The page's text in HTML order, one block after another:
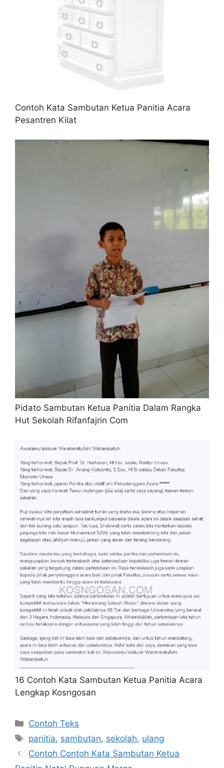
Contoh Kata Sambutan Ketua Panitia Acara
Pesantren Kilat
Pidato Sambutan Ketua Panitia Dalam Rangka
Hut Sekolah Rifanfajrin Com
16 Contoh Kata Sambutan Ketua Panitia Acara
Lengkap Kosngosan
Kategori
Contoh Teks
Tag
panitia, sambutan, sekolah, ulang
Contoh Contoh Kata Sambutan Ketua